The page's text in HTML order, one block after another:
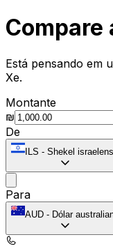
Compare
Está pensando em
Xe.
Montante
₪
De
ILS - Shekel
Para
AUD - Dólar